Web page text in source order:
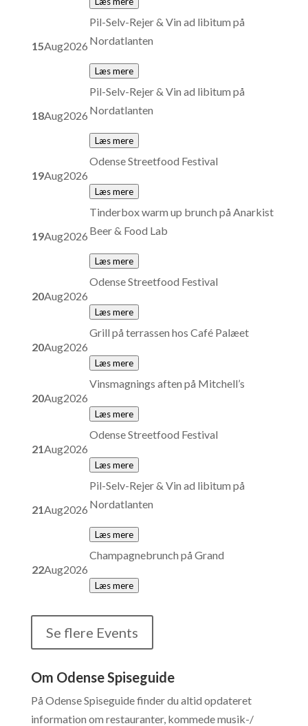
15Aug2026
Pil-Selv-Rejer & Vin ad libitum på
Nordatlanten
Læs mere
18Aug2026
Pil-Selv-Rejer & Vin ad libitum på
Nordatlanten
Læs mere
19Aug2026
Odense Streetfood Festival
Læs mere
19Aug2026
Tinderbox warm up brunch på Anarkist
Beer & Food Lab
Læs mere
20Aug2026
Odense Streetfood Festival
Læs mere
20Aug2026
Grill på terrassen hos Café Palæet
Læs mere
20Aug2026
Vinsmagnings aften på Mitchell’s
Læs mere
21Aug2026
Odense Streetfood Festival
Læs mere
21Aug2026
Pil-Selv-Rejer & Vin ad libitum på
Nordatlanten
Læs mere
22Aug2026
Champagnebrunch på Grand
Læs mere
Se flere Events
Om Odense Spiseguide
På Odense Spiseguide finder du altid opdateret
information om restauranter, kommede musik-/